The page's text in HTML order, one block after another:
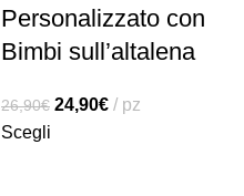
Personalizzato con
Bimbi sull’altalena
26,90€ 24,90€
pz
Scegli